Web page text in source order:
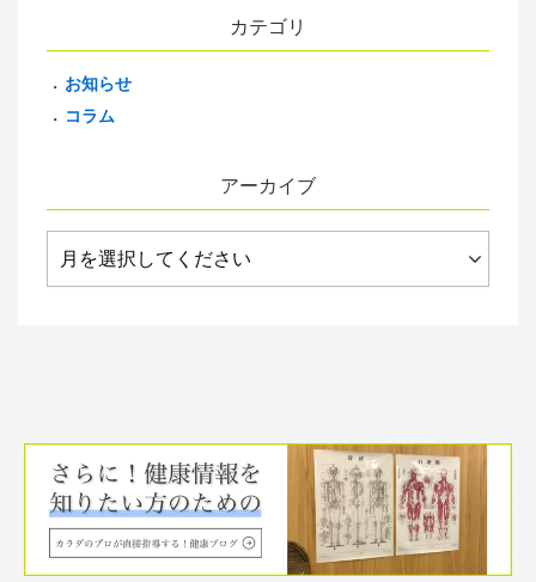
カテゴリ
お知らせ
コラム
アーカイブ